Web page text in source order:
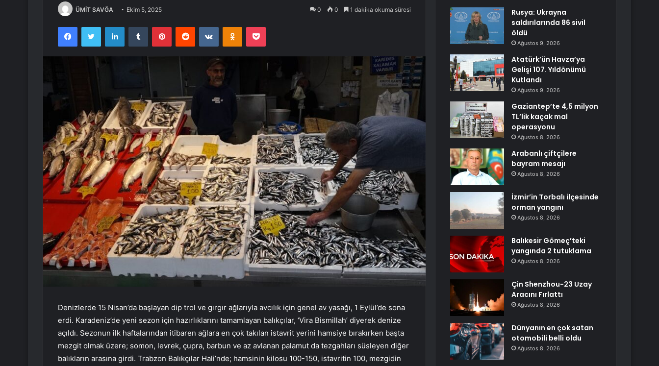
ÜMİT SAVĞA Ekim 5, 2025 0 0 1 dakika okuma süresi
FacebookTwitter LinkedInTumblr PinterestReddit VKontakteOdnoklassniki
Pocket
Denizlerde 15 Nisan’da başlayan dip trol ve gırgır ağlarıyla avcılık için genel av yasağı, 1 Eylül’de sona
erdi. Karadeniz’de yeni sezon için hazırlıklarını tamamlayan balıkçılar, ‘Vira Bismillah’ diyerek denize
açıldı. Sezonun ilk haftalarından itibaren ağlara en çok takılan istavrit yerini hamsiye bırakırken başta
mezgit olmak üzere; somon, levrek, çupra, barbun ve az avlanan palamut da tezgahları süsleyen diğer
balıkların arasına girdi. Trabzon Balıkçılar Hali’nde; hamsinin kilosu 100-150, istavritin 100, mezgidin
Rusya: Ukrayna
saldırılarında 86 sivil
öldü
Ağustos 9, 2026
Atatürk’ün Havza’ya
Gelişi 107. Yıldönümü
Kutlandı
Ağustos 9, 2026
Gaziantep’te 4,5 milyon
TL’lik kaçak mal
operasyonu
Ağustos 8, 2026
Arabanlı çiftçilere
bayram mesajı
Ağustos 8, 2026
İzmir’in Torbalı ilçesinde
orman yangını
Ağustos 8, 2026
Balıkesir Gömeç’teki
yangında 2 tutuklama
Ağustos 8, 2026
Çin Shenzhou-23 Uzay
Aracını Fırlattı
Ağustos 8, 2026
Dünyanın en çok satan
otomobili belli oldu
Ağustos 8, 2026